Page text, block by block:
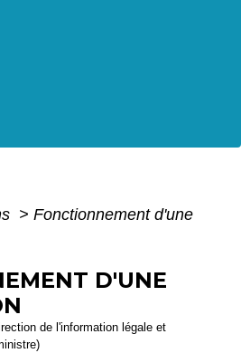
> Fonctionnement d'une
D'UNE
de l'information légale et